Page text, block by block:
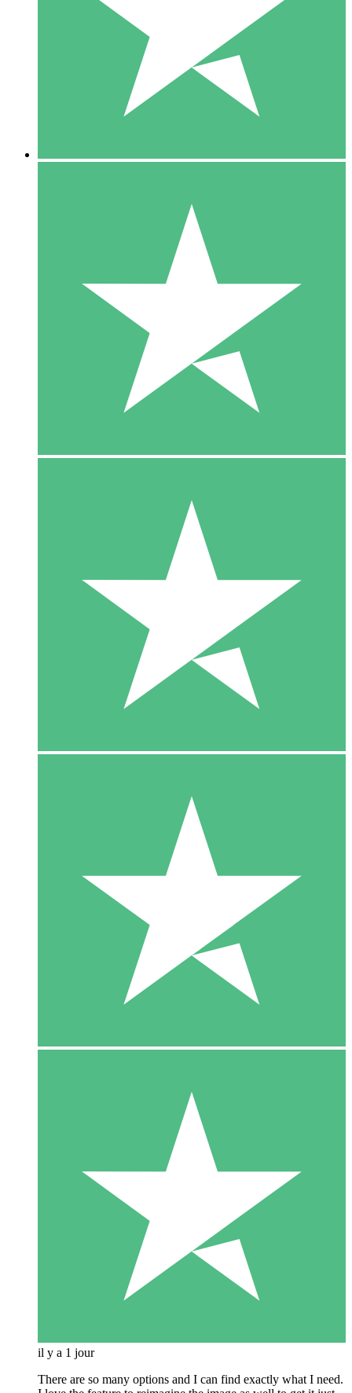
il y a 1 jour
There are so many options and I can find exactly what I need.